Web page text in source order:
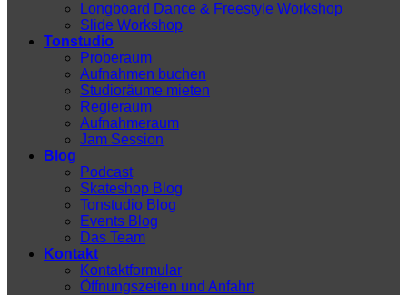
Longboard Dance & Freestyle Workshop
Slide Workshop
Tonstudio
Proberaum
Aufnahmen buchen
Studioräume mieten
Regieraum
Aufnahmeraum
Jam Session
Blog
Podcast
Skateshop Blog
Tonstudio Blog
Events Blog
Das Team
Kontakt
Kontaktformular
Öffnungszeiten und Anfahrt